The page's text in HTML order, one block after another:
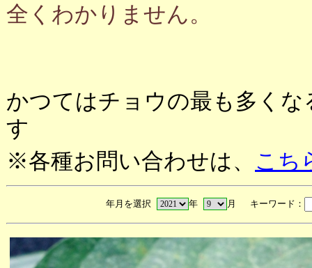
全くわかりません。
かつてはチョウの最も多く
す
※各種お問い合わせは、 こち
年月を選択 年 月 キーワード：